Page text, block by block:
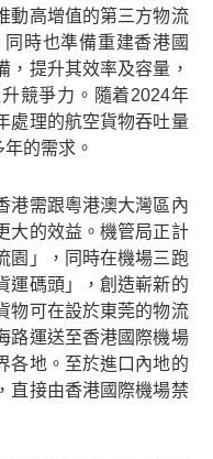
動高增值的第三方物流
時也準備重建香港國
，提升其效率及容量，
競爭力。隨着2024年
處理的航空貨物吞吐量
的需求。
港需跟粵港澳大灣區內
大的效益。機管局正計
園」，同時在機場三跑
運碼頭」，創造嶄新的
物可在設於東莞的物流
路運送至香港國際機場
各地。至於進口內地的
直接由香港國際機場禁